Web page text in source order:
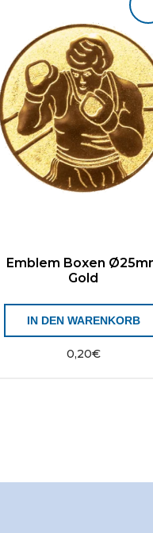
Emblem Boxen
Gold
0,20€
IN DEN WARENKORB